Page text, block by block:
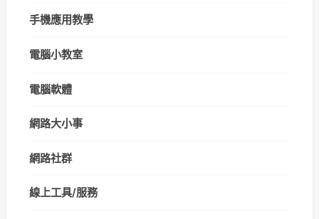
手機應用教學
電腦小教室
電腦軟體
網路大小事
網路社群
線上工具/服務